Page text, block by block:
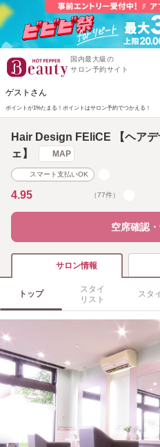
国内最大級の
サロン予約サイト
ゲストさん
ポイントが1%たまる！ ポイントはサロン予約でつかえる！
Hair Design FEliCE 【ヘア
ェ】
MAP
スマート支払いOK
4.95 （77件）
空席確認
サロン情報
トップ
スタイ
リスト
スタ